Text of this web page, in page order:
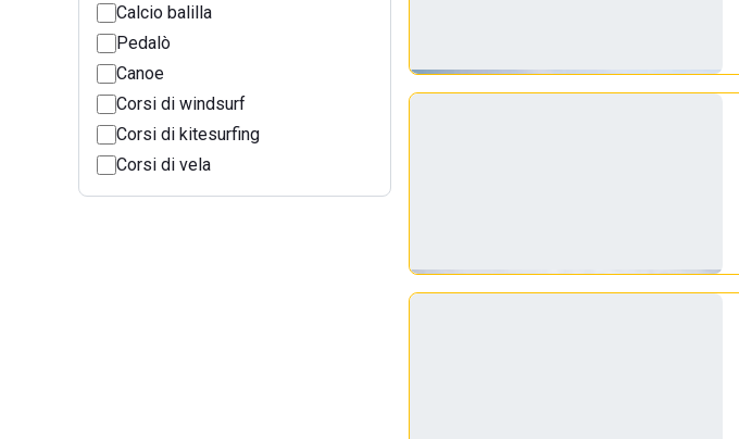
Calcio balilla
Pedalò
Canoe
Corsi di windsurf
Corsi di kitesurfing
Corsi di vela